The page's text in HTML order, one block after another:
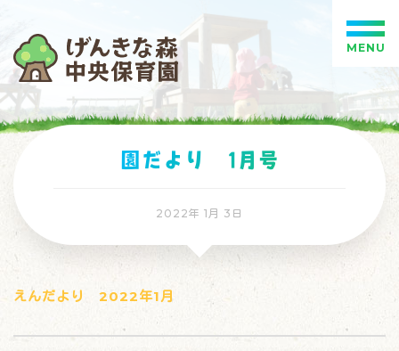
園だより 1月号
2022年 1月 3日
えんだより 2022年1月
MENU